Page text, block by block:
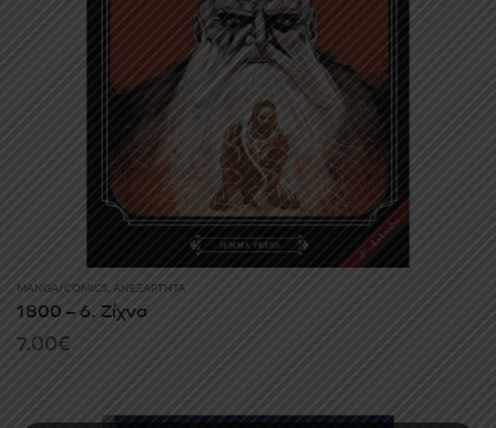
MANGA/COMICS ΑΝΕΞΆΡΤΗΤΑ
1800 – 6. Ζίχνα
7.00€